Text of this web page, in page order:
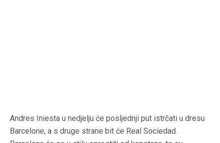
Andres Iniesta u nedjelju će posljednji put istrčati u dresu
Barcelone, a s druge strane bit će Real Sociedad.